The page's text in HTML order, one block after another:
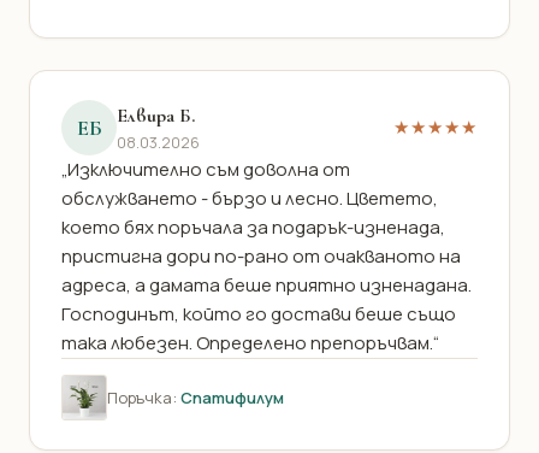
ЕБ Елвира Б.
08.03.2026
★★★★★
„Изключително съм доволна от
обслужването - бързо и лесно. Цветето,
което бях поръчала за подарък-изненада,
пристигна дори по-рано от очакваното на
адреса, а дамата беше приятно изненадана.
Господинът, който го достави беше също
така любезен. Определено препоръчвам.“
Поръчка: Спатифилум